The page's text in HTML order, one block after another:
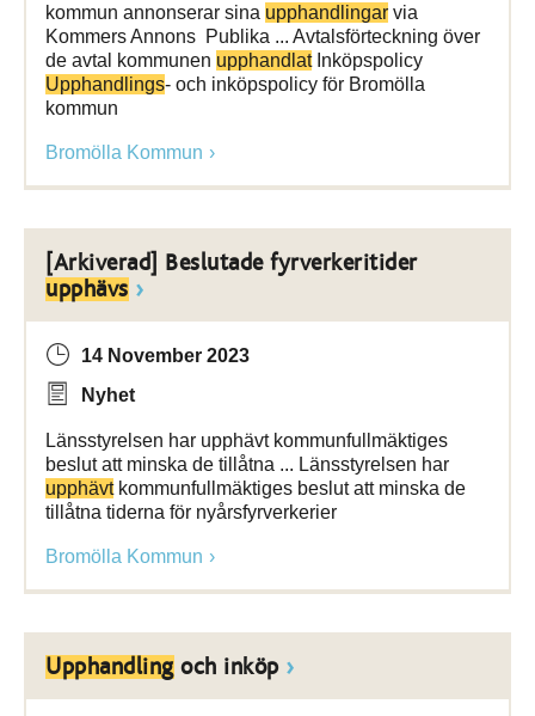
kommun annonserar sina upphandlingar via
Kommers Annons Publika ... Avtalsförteckning över
de avtal kommunen upphandlatInköpspolicy
Upphandlings- och inköpspolicy för Bromölla
kommun
Bromölla Kommun
[Arkiverad] Beslutade fyrverkeritider
upphävs
14 November 2023
Nyhet
Länsstyrelsen har upphävt kommunfullmäktiges
beslut att minska de tillåtna ... Länsstyrelsen har
upphävtkommunfullmäktiges beslut att minska de
tillåtna tiderna för nyårsfyrverkerier
Bromölla Kommun
Upphandling och inköp